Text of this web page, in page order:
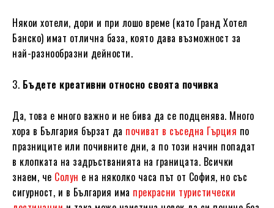
Някои хотели, дори и при лошо време (като Гранд Хотел
Банско) имат отлична база, която дава възможност за
най-разнообразни дейности.
3. Бъдете креативни относно своята почивка
Да, това е много важно и не бива да се подценява. Много
хора в България бързат да почиват в съседна Гърция по
празниците или почивните дни, а по този начин попадат
в клопката на задръстванията на границата. Всички
знаем, че Солун е на няколко часа път от София, но със
сигурност, и в България има прекрасни туристически